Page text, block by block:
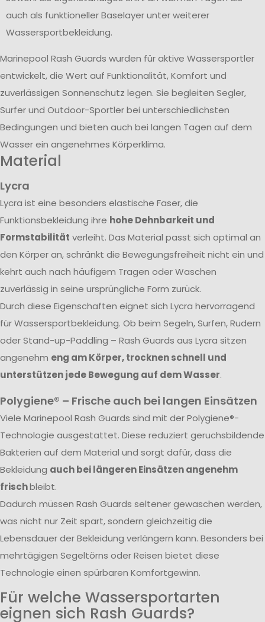
auch als funktioneller Baselayer unter weiterer
Wassersportbekleidung.
Marinepool Rash Guards wurden für aktive Wassersportler
entwickelt, die Wert auf Funktionalität, Komfort und
zuverlässigen Sonnenschutz legen. Sie begleiten Segler,
Surfer und Outdoor-Sportler bei unterschiedlichsten
Bedingungen und bieten auch bei langen Tagen auf dem
Wasser ein angenehmes Körperklima.
Material
Lycra
Lycra ist eine besonders elastische Faser, die
Funktionsbekleidung ihre hohe Dehnbarkeit und
Formstabilität verleiht. Das Material passt sich optimal an
den Körper an, schränkt die Bewegungsfreiheit nicht ein und
kehrt auch nach häufigem Tragen oder Waschen
zuverlässig in seine ursprüngliche Form zurück.
Durch diese Eigenschaften eignet sich Lycra hervorragend
für Wassersportbekleidung. Ob beim Segeln, Surfen, Rudern
oder Stand-up-Paddling – Rash Guards aus Lycra sitzen
angenehm eng am Körper, trocknen schnell und
unterstützen jede Bewegung auf dem Wasser.
Polygiene® – Frische auch bei langen Einsätzen
Viele Marinepool Rash Guards sind mit der Polygiene®-
Technologie ausgestattet. Diese reduziert geruchsbildende
Bakterien auf dem Material und sorgt dafür, dass die
Bekleidung auch bei längeren Einsätzen angenehm
frischbleibt.
Dadurch müssen Rash Guards seltener gewaschen werden,
was nicht nur Zeit spart, sondern gleichzeitig die
Lebensdauer der Bekleidung verlängern kann. Besonders bei
mehrtägigen Segeltörns oder Reisen bietet diese
Technologie einen spürbaren Komfortgewinn.
Für welche Wassersportarten
eignen sich Rash Guards?